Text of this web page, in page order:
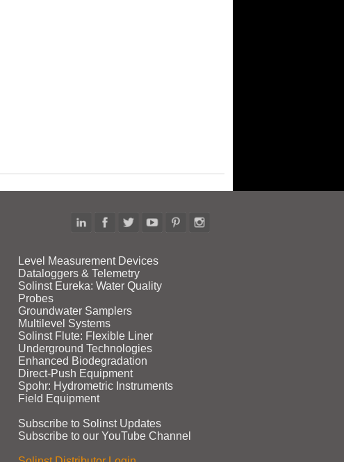
Level Measurement Devices
Dataloggers & Telemetry
Solinst Eureka: Water Quality
Probes
Groundwater Samplers
Multilevel Systems
Solinst Flute: Flexible Liner
Underground Technologies
Enhanced Biodegradation
Direct‑Push Equipment
Spohr: Hydrometric Instruments
Field Equipment
Subscribe to Solinst Updates
Subscribe to our YouTube Channel